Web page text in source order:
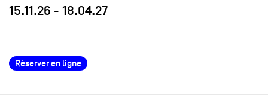
15.11.26 - 18.04.27
Réserver en ligne